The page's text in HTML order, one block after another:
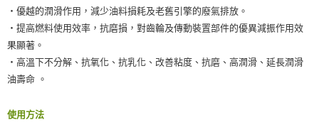
‧優越的潤滑作用，減少油料損耗及老舊引擎的廢氣排放。
‧提高燃料使用效率，抗磨損，對齒輪及傳動裝置部件的優異減振作用效
果顯著。
‧高溫下不分解、抗氧化、抗乳化、改善粘度、抗磨、高潤滑、延長潤滑
油壽命 。
使用方法